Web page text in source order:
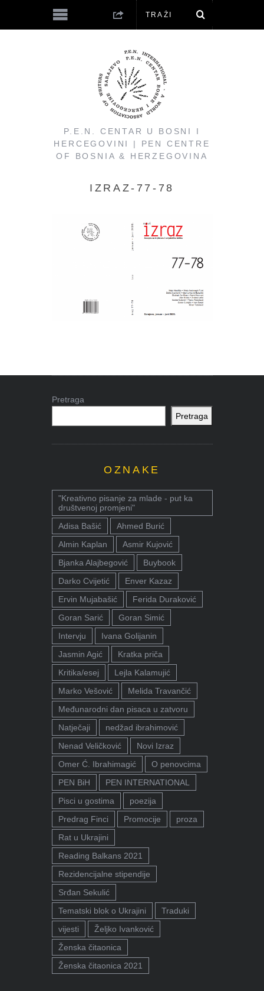
P.E.N. CENTAR U BOSNI I
HERCEGOVINI | PEN CENTRE
OF BOSNIA & HERZEGOVINA
IZRAZ-77-78
Pretraga
Pretraga
OZNAKE
"Kreativno pisanje za mlade - put ka
društvenoj promjeni"
Adisa Bašić
Ahmed Burić
Almin Kaplan
Asmir Kujović
Bjanka Alajbegović
Buybook
Darko Cvijetić
Enver Kazaz
Ervin Mujabašić
Ferida Duraković
Goran Sarić
Goran Simić
Intervju
Ivana Golijanin
Jasmin Agić
Kratka priča
Kritika/esej
Lejla Kalamujić
Marko Vešović
Melida Travančić
Međunarodni dan pisaca u zatvoru
Natječaji
nedžad ibrahimović
Nenad Veličković
Novi Izraz
Omer Ć. Ibrahimagić
O penovcima
PEN BiH
PEN INTERNATIONAL
Pisci u gostima
poezija
Predrag Finci
Promocije
proza
Rat u Ukrajini
Reading Balkans 2021
Rezidencijalne stipendije
Srđan Sekulić
Tematski blok o Ukrajini
Traduki
vijesti
Željko Ivanković
Ženska čitaonica
Ženska čitaonica 2021